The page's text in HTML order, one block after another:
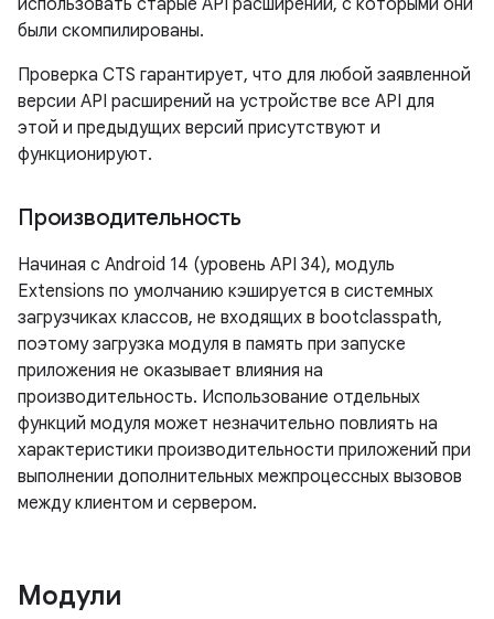
были скомпилированы.
Проверка CTS гарантирует, что для любой заявленной
версии API расширений на устройстве все API для
этой и предыдущих версий присутствуют и
функционируют.
Производительность
Начиная с Android 14 (уровень API 34), модуль
Extensions по умолчанию кэшируется в системных
загрузчиках классов, не входящих в bootclasspath,
поэтому загрузка модуля в память при запуске
приложения не оказывает влияния на
производительность. Использование отдельных
функций модуля может незначительно повлиять на
характеристики производительности приложений при
выполнении дополнительных межпроцессных вызовов
между клиентом и сервером.
Модули